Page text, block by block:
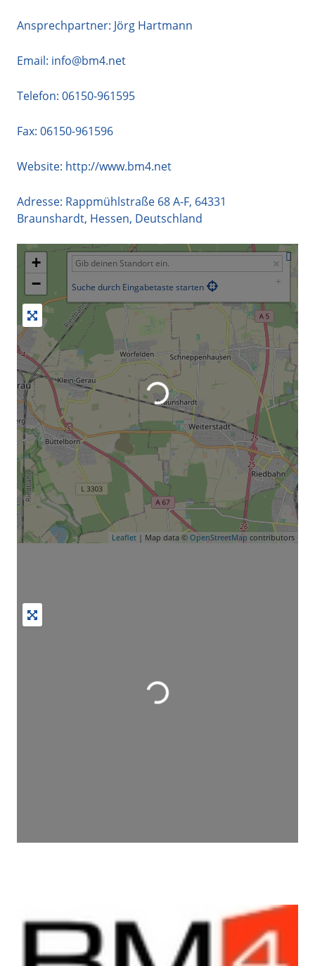
Ansprechpartner: Jörg Hartmann
Email: info@bm4.net
Telefon: 06150-961595
Fax: 06150-961596
Website: http://www.bm4.net
Adresse: Rappmühlstraße 68 A-F, 64331
Braunshardt, Hessen, Deutschland
+
−
Suche durch Eingabetaste starten
Leaflet | Map data © OpenStreetMap contributors
Wird geladen …